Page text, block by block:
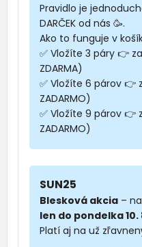
Pravidlo je
DARČEK od nás 🥳.
Ako to funguje v
✅ Vložíte 3 páry 👉
ZDARMA)
✅ Vložíte 6 párov 👉
ZADARMO)
✅ Vložíte 9 párov 👉
ZADARMO)
SUN25
Blesková akcia –
len do pondelka 10.
Platí aj na už